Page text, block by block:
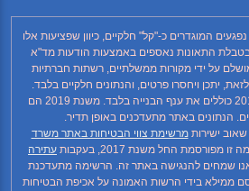
המוגדרים כ-"קל" חלקיים, כיוון שפציעות אלו
בטבלת התאונות נאספים באמצעות הודעות מד"א
על ידי מקורות ממשלתיים, רשתות חברתיות
יתכן ויחסרו פרטים, והנתונים חלקיים בלבד.
הנתונים בטבלה עד לשנת 2018 כוללים את ענף הבנייה בלבד. משנת 2019 הם
הנתונים באתר מתעדכנים באופן תדיר.
שאוב ישירותמרשימת צווי הבטיחות באתר משרד
זו מפורסמת החל משנת 2017, בעקבות
עתירה
שמחים להנגישה באתר זה. הרשימה מתעדכנת
ממילא בידי הרשות האמונה על אכיפת הבטיחות